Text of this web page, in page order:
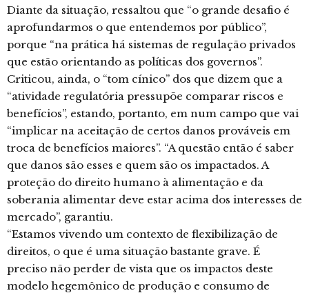
Diante da situação, ressaltou que “o grande desafio é
aprofundarmos o que entendemos por público”,
porque “na prática há sistemas de regulação privados
que estão orientando as políticas dos governos”.
Criticou, ainda, o “tom cínico” dos que dizem que a
“atividade regulatória pressupõe comparar riscos e
benefícios”, estando, portanto, em num campo que vai
“implicar na aceitação de certos danos prováveis em
troca de benefícios maiores”. “A questão então é saber
que danos são esses e quem são os impactados. A
proteção do direito humano à alimentação e da
soberania alimentar deve estar acima dos interesses de
mercado”, garantiu.
“Estamos vivendo um contexto de flexibilização de
direitos, o que é uma situação bastante grave. É
preciso não perder de vista que os impactos deste
modelo hegemônico de produção e consumo de